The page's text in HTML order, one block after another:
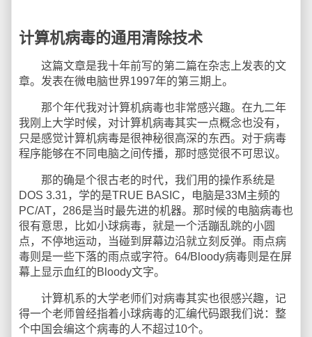
计算机病毒的通用清除技术
这篇文章是我十年前写的第二篇在杂志上发表的文
章。发表在微电脑世界1997年的第三期上。
那个年代我对计算机病毒也非常感兴趣。在九二年
我刚上大学时候，对计算机病毒其实一点概念也没有，
只是感觉计算机病毒是很神秘很高深的东西。对于病毒
程序能够在不同电脑之间传播，那时感觉很不可思议。
那的确是个很古老的时代，我们用的操作系统是
DOS 3.31，学的是TRUE BASIC，电脑是33M主频的
PC/AT，286是当时最先进的机器。那时候的电脑病毒也
很有意思，比如小球病毒，就是一个活蹦乱跳的小圆
点，不停地运动，当碰到屏幕边沿就立刻反弹。雨点病
毒则是一些下落的雨点或字符。64/Bloody病毒则是在屏
幕上显示血红的Bloody文字。
计算机系的大学老师们对病毒其实也很感兴趣，记
得一个老师曾经指着小球病毒的汇编代码跟我们说：整
个中国会编这个病毒的人不超过10个。